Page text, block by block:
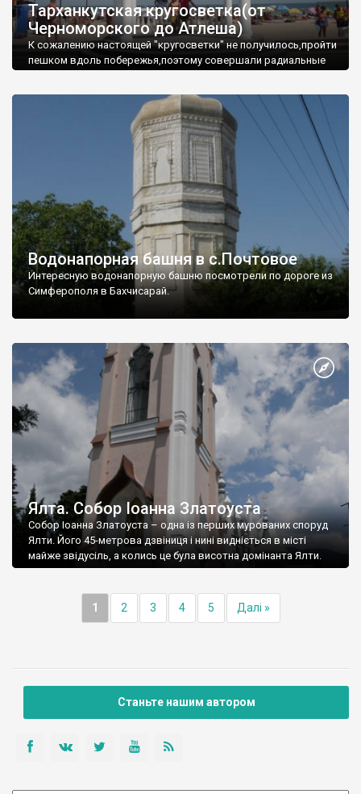
Тарханкутская кругосветка(от
Черноморского до Атлеша)
К сожалению настоящей "кругосветки" не получилось,пройти
пешком вдоль побережья,поэтому совершали радиальные
Водонапорная башня в с.Почтовое
Интересную водонапорную башню посмотрели по дороге из
Симферополя в Бахчисарай.
Ялта. Собор Іоанна Златоуста
Собор Іоанна Златоуста – одна із перших мурованих споруд
Ялти. Його 45-метрова дзвіниця і нині видніється в місті
майже звідусіль, а колись це була висотна домінанта Ялти.
1 2 3 4 5 Далі »
Станьте нашим автором